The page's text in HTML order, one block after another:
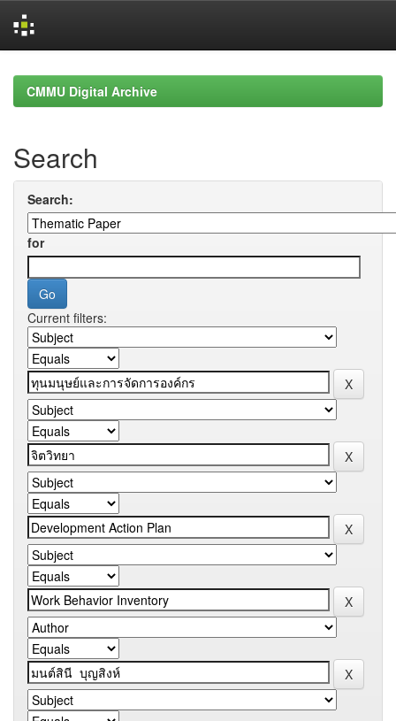
navigationCMMU Digital Archive
Search
Search:
for
Current filters: